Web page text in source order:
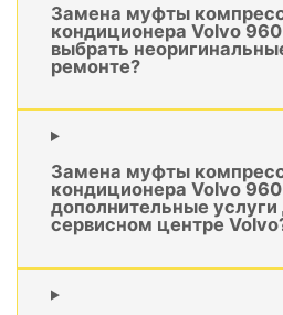
Замена муфты
кондиционера Volvo
выбрать
ремонте?
Замена муфты
кондиционера Volvo
дополнительные
сервисном центре